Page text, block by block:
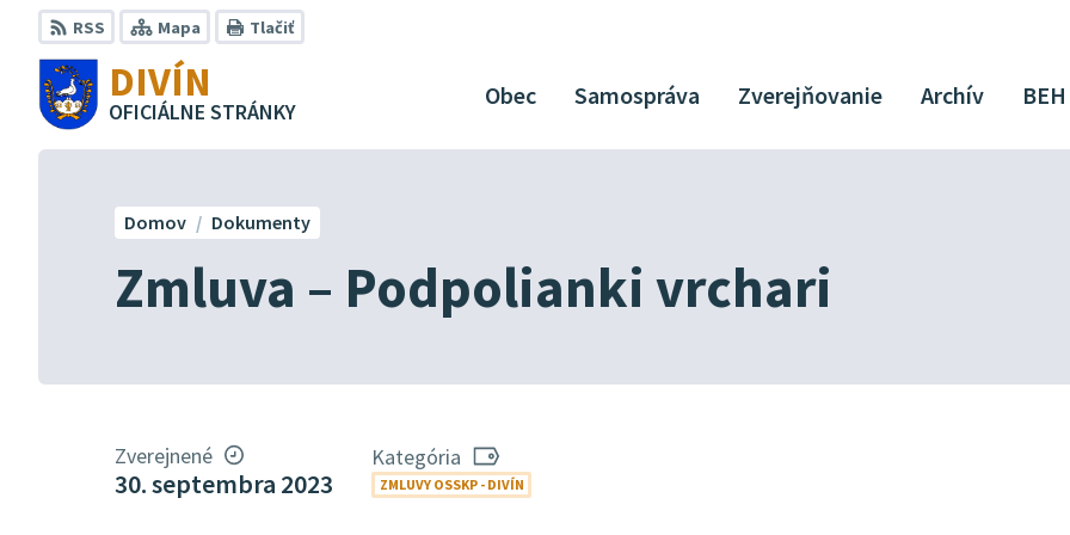
Preskočiť
na
obsah
RSS Mapa Tlačiť
DIVÍN
OFICIÁLNE STRÁNKY
Obec Samospráva Zverejňovanie Archív BEH
Zmluva – Podpolianki vrchari
Domov Dokumenty
Zverejnené
30. septembra 2023
Kategória
ZMLUVY OSSKP - DIVÍN